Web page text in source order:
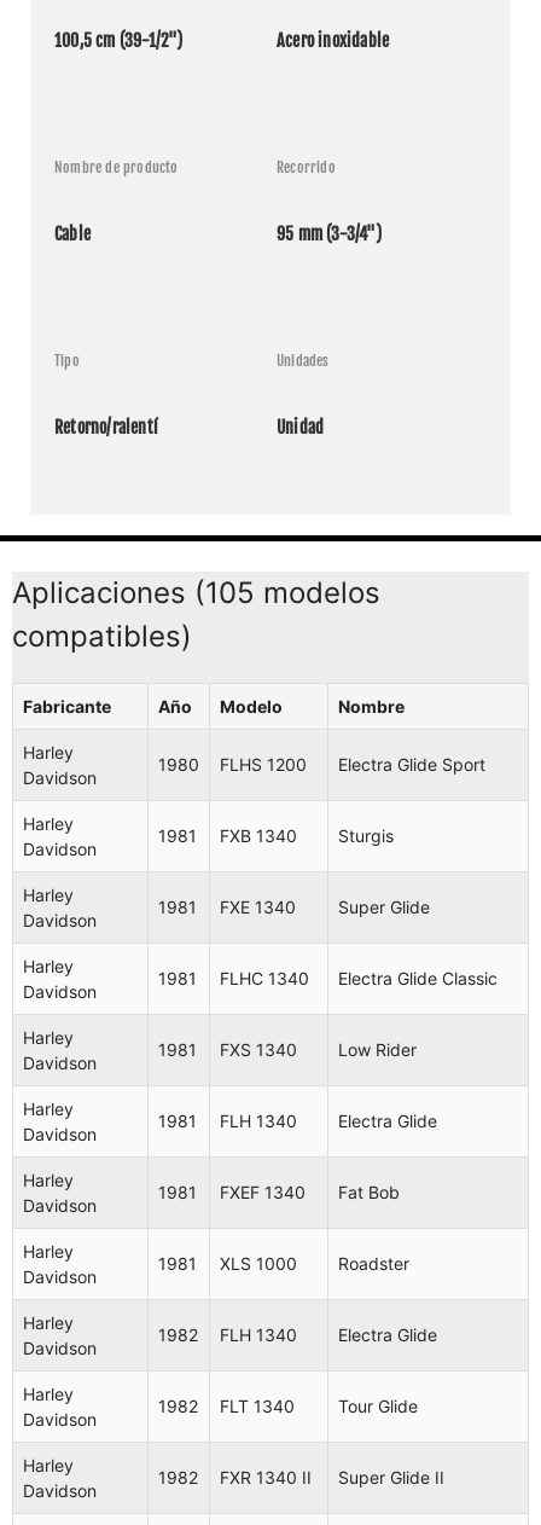
100,5 cm (39-1/2") Acero inoxidable
Nombre de producto
Cable
Recorrido
95 mm (3-3/4")
Tipo
Retorno/ralentí
Unidades
Unidad
Aplicaciones (105 modelos
compatibles)
Fabricante Año Modelo Nombre
Harley
Davidson
1980 FLHS 1200 Electra Glide Sport
Harley
Davidson
1981 FXB 1340 Sturgis
Harley
Davidson
1981 FXE 1340 Super Glide
Harley
Davidson
1981 FLHC 1340 Electra Glide Classic
Harley
Davidson
1981 FXS 1340 Low Rider
Harley
Davidson
1981 FLH 1340 Electra Glide
Harley
Davidson
1981 FXEF 1340 Fat Bob
Harley
Davidson
1981 XLS 1000 Roadster
Harley
Davidson
1982 FLH 1340 Electra Glide
Harley
Davidson
1982 FLT 1340 Tour Glide
Harley
Davidson
1982 FXR 1340 II Super Glide II